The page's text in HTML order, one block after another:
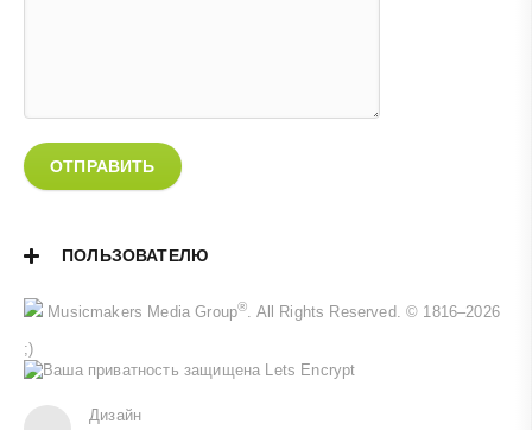
ОТПРАВИТЬ
ПОЛЬЗОВАТЕЛЮ
Musicmakers Media Group®. All Rights Reserved. © 1816–2026
;)
Дизайн